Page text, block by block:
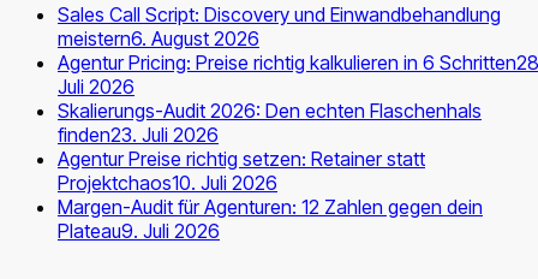
Sales Call Script: Discovery und Einwandbehandlung
meistern6. August 2026
Agentur Pricing: Preise richtig kalkulieren in 6 Schritten
Juli 2026
Skalierungs-Audit 2026: Den echten Flaschenhals
finden23. Juli 2026
Agentur Preise richtig setzen: Retainer statt
Projektchaos10. Juli 2026
Margen-Audit für Agenturen: 12 Zahlen gegen dein
Plateau9. Juli 2026